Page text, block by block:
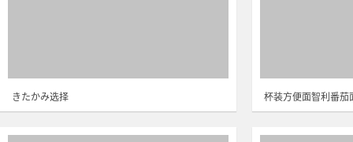
きたかみ选择 杯装方便面智利番茄